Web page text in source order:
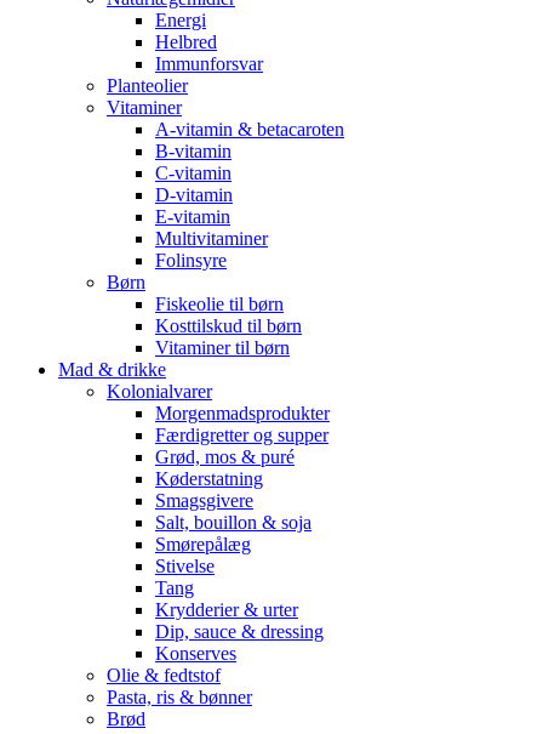
Energi
Helbred
Immunforsvar
Planteolier
Vitaminer
A-vitamin & betacaroten
B-vitamin
C-vitamin
D-vitamin
E-vitamin
Multivitaminer
Folinsyre
Børn
Fiskeolie til børn
Kosttilskud til børn
Vitaminer til børn
Mad & drikke
Kolonialvarer
Morgenmadsprodukter
Færdigretter og supper
Grød, mos & puré
Køderstatning
Smagsgivere
Salt, bouillon & soja
Smørepålæg
Stivelse
Tang
Krydderier & urter
Dip, sauce & dressing
Konserves
Olie & fedtstof
Pasta, ris & bønner
Brød